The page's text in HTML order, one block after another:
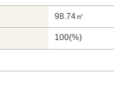
98.74㎡
100(%)